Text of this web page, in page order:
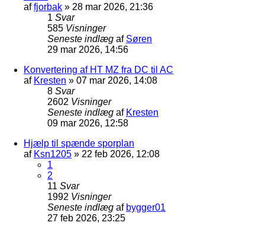
affjorbak » 28 mar 2026, 21:36
1 Svar
585 Visninger
Seneste indlæg af Søren
29 mar 2026, 14:56
Konvertering af HT MZ fra DC til AC
af Kresten » 07 mar 2026, 14:08
8 Svar
2602 Visninger
Seneste indlæg af Kresten
09 mar 2026, 12:58
Hjælp til spænde sporplan
af Ksn1205 » 22 feb 2026, 12:08
1
2
11 Svar
1992 Visninger
Seneste indlæg af bygger01
27 feb 2026, 23:25